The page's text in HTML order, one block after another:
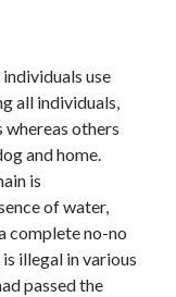
use
all individuals,
whereas others
and home.
is
of water,
complete no-no
illegal in various
passed the